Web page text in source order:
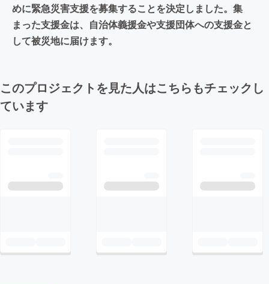
めに緊急災害支援を募集することを決定しました。集
まった支援金は、自治体義援金や支援団体への支援金と
して被災地に届けます。
このプロジェクトを見た人はこちらもチェックし
ています